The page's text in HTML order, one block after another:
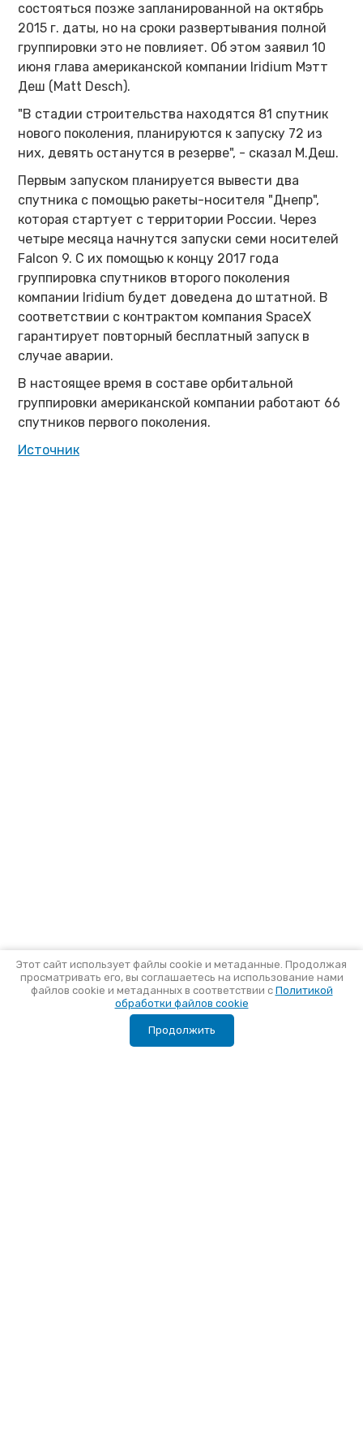
состояться позже запланированной на октябрь
2015 г. даты, но на сроки развертывания полной
группировки это не повлияет. Об этом заявил 10
июня глава американской компании Iridium Мэтт
Деш (Matt Desch).
"В стадии строительства находятся 81 спутник
нового поколения, планируются к запуску 72 из
них, девять останутся в резерве", - сказал М.Деш.
Первым запуском планируется вывести два
спутника с помощью ракеты-носителя "Днепр",
которая стартует с территории России. Через
четыре месяца начнутся запуски семи носителей
Falcon 9. С их помощью к концу 2017 года
группировка спутников второго поколения
компании Iridium будет доведена до штатной. В
соответствии с контрактом компания SpaceX
гарантирует повторный бесплатный запуск в
случае аварии.
В настоящее время в составе орбитальной
группировки американской компании работают 66
спутников первого поколения.
Источник
Этот сайт использует файлы cookie и метаданные. Продолжая
просматривать его, вы соглашаетесь на использование нами
файлов cookie и метаданных в соответствии с Политикой
обработки файлов cookie
Продолжить